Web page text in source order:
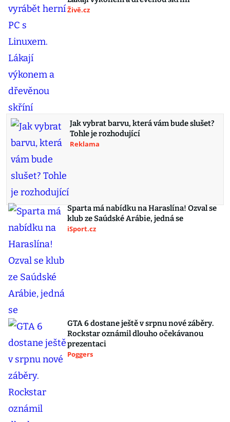
Živě.cz
Jak vybrat barvu, která vám bude slušet?
Tohle je rozhodující
Reklama
Sparta má nabídku na Haraslína! Ozval se
klub ze Saúdské Arábie, jedná se
iSport.cz
GTA 6 dostane ještě v srpnu nové záběry.
Rockstar oznámil dlouho očekávanou
prezentaci
Poggers